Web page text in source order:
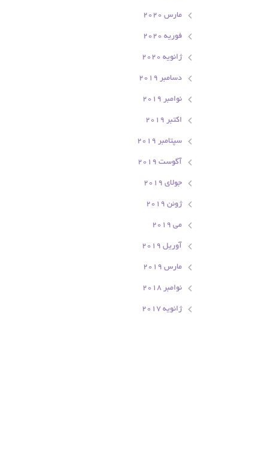
مارس 2020
فوریه 2020
ژانویه 2020
دسامبر 2019
نوامبر 2019
اکتبر 2019
سپتامبر 2019
آگوست 2019
جولای 2019
ژوئن 2019
می 2019
آوریل 2019
مارس 2019
نوامبر 2018
ژانویه 2017